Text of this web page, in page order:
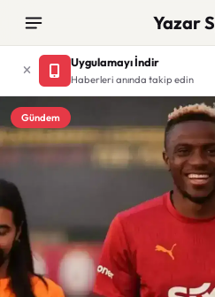
Yazar
Uygulamayı İndir
Haberleri anında takip edin
Gündem